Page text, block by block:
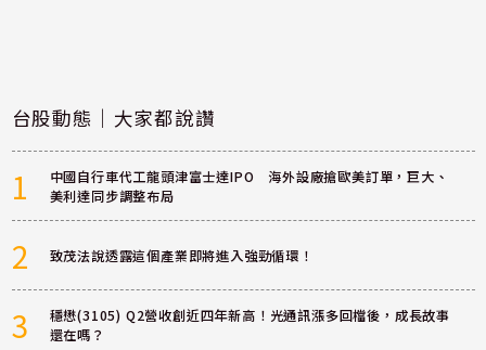
台股動態｜大家都說讚
1
中國自行車代工龍頭津富士達IPO 海外設廠搶歐美訂單，巨大、
美利達同步調整布局
2 致茂法說透露這個產業即將進入強勁循環！
3
穩懋(3105) Q2營收創近四年新高！光通訊漲多回檔後，成長故事
還在嗎？